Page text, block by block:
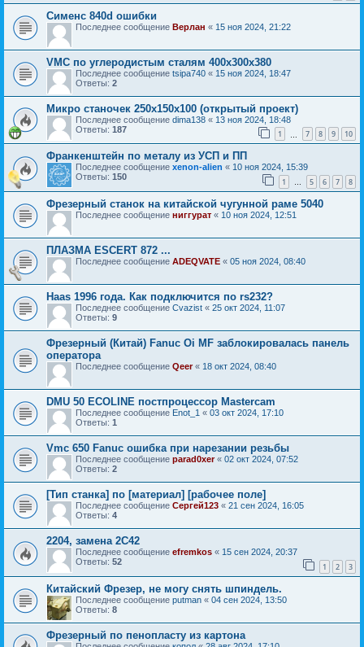
Сименс 840d ошибки
Последнее сообщение Верлан « 15 ноя 2024, 21:22
VMC по углеродистым сталям 400x300x380
Последнее сообщение tsipa740 « 15 ноя 2024, 18:47
Ответы: 2
Микро станочек 250х150х100 (открытый проект)
Последнее сообщение dima138 « 13 ноя 2024, 18:48
Ответы: 187 1 7 8 9 10
Франкенштейн по металу из УСП и ПП
Последнее сообщение xenon-alien « 10 ноя 2024, 15:39
Ответы: 150 1 … 5 6 7 8
Фрезерный станок на китайской чугунной раме 5040
Последнее сообщение ниггурат « 10 ноя 2024, 12:51
ПЛАЗМА ESCERT 872 ...
Последнее сообщение ADEQVATE « 05 ноя 2024, 08:40
Haas 1996 года. Как подключится по rs232?
Последнее сообщение Cvazist « 25 окт 2024, 11:07
Ответы: 9
Фрезерный (Китай) Fanuc Oi MF заблокировалась панель
оператора
Последнее сообщение Qeer« 18 окт 2024, 08:40
DMU 50 ECOLINE постпроцессор Mastercam
Последнее сообщение Enot_1 « 03 окт 2024, 17:10
Ответы: 1
Vmc 650 Fanuc ошибка при нарезании резьбы
Последнее сообщение parad0xer« 02 окт 2024, 07:52
Ответы: 2
[Тип станка] по [материал] [рабочее поле]
Последнее сообщение Сергей123 « 21 сен 2024, 16:05
Ответы: 4
2204, замена 2С42
Последнее сообщение efremkos « 15 сен 2024, 20:37
Ответы: 52 1 2 3
Китайский Фрезер, не могу снять шпиндель.
Последнее сообщение putman « 04 сен 2024, 13:50
Ответы: 8
Фрезерный по пенопласту из картона